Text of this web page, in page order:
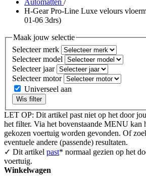
Automatten /
H-Gear Pro-Line Luxe velours
01-06 3drs)
Maak jouw selectie
Selecteer merk
Selecteer model
Selecteer jaar
Selecteer motor
Universeel aan
Wis filter
LET OP: Dit artikel past niet op het door
het filter. Via het bovenstaande MENU kan
gekozen voertuig worden gevonden. Of
eventuele andere (passende) resultaten.
✓ Dit artikel past* normaal gezien op het
voertuig.
Winkelwagen